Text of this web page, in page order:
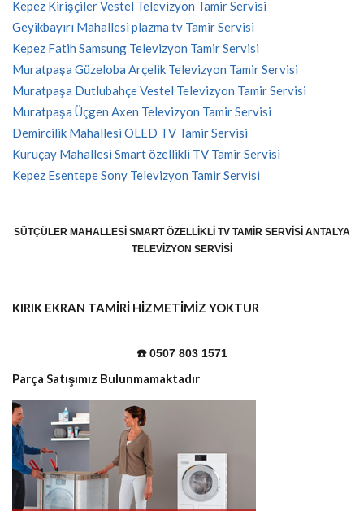
Kepez Kirişçiler Vestel Televizyon Tamir Servisi
Geyikbayırı Mahallesi plazma tv Tamir Servisi
Kepez Fatih Samsung Televizyon Tamir Servisi
Muratpaşa Güzeloba Arçelik Televizyon Tamir Servisi
Muratpaşa Dutlubahçe Vestel Televizyon Tamir Servisi
Muratpaşa Üçgen Axen Televizyon Tamir Servisi
Demircilik Mahallesi OLED TV Tamir Servisi
Kuruçay Mahallesi Smart özellikli TV Tamir Servisi
Kepez Esentepe Sony Televizyon Tamir Servisi
SÜTÇÜLER MAHALLESI SMART ÖZELLIKLI TV TAMIR SERVISI ANTALYA
TELEVIZYON SERVISI
KIRIK EKRAN TAMİRİ HİZMETİMİZ YOKTUR
☎️ 0507 803 1571
Parça Satışımız Bulunmamaktadır